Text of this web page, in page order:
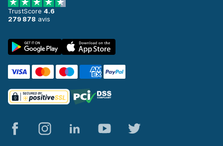
Aéroport de Toulouse-Blagnac
Gare de Toulouse
à partir de 32,00 € par jour
TrustScore 4.6
279 878 avis